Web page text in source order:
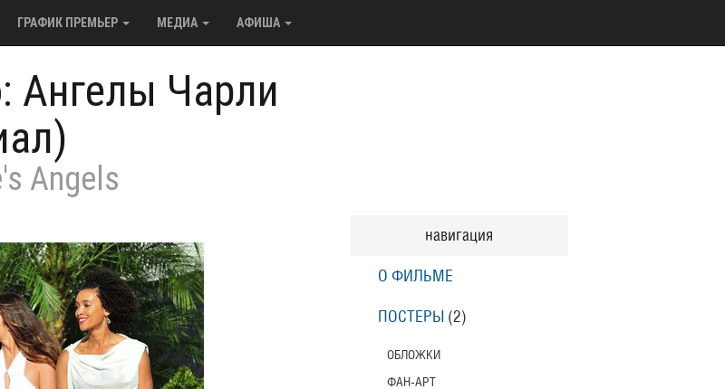
ГРАФИК ПРЕМЬЕР МЕДИА АФИША
Ангелы Чарли
Angels
навигация
О ФИЛЬМЕ
ПОСТЕРЫ (2)
ОБЛОЖКИ
ФАН-АРТ